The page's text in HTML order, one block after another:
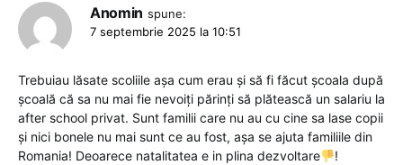
Anomin spune:
7 septembrie 2025 la 10:51
Trebuiau lăsate scoliile așa cum erau și să fi făcut școala după
școală că sa nu mai fie nevoiți părinți să plătească un salariu la
after school privat. Sunt familii care nu au cu cine sa lase copii
și nici bonele nu mai sunt ce au fost, așa se ajuta familiile din
Romania! Deoarece natalitatea e in plina dezvoltare
!